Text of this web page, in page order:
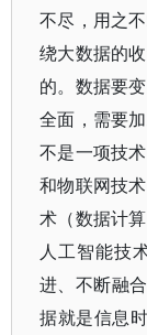
不尽，用之
绕大数据的
的。数据要
全面，需要
不是一项技
和物联网技
术（数据计
人工智能技
进、不断融
据就是信息